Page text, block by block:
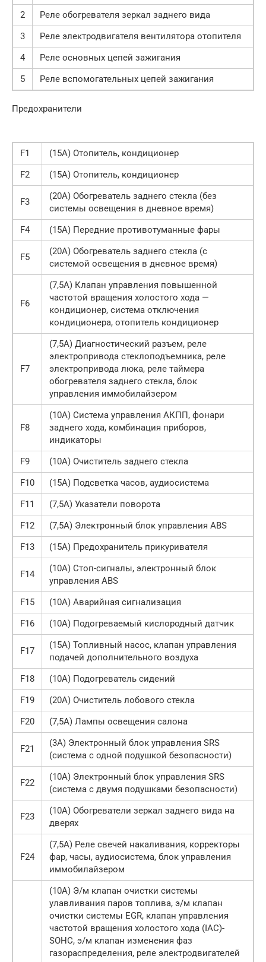
2
Реле обогревателя зеркал заднего вида
3
Реле электродвигателя вентилятора отопителя
4
Реле основных цепей зажигания
5
Реле вспомогательных цепей зажигания
Предохранители
F1
(15A) Отопитель, кондиционер
F2
(15A) Отопитель, кондиционер
F3
(20A) Обогреватель заднего стекла (без
системы освещения в дневное время)
F4
(15A) Передние противотуманные фары
F5
(20A) Обогреватель заднего стекла (с
системой освещения в дневное время)
F6
(7,5А) Клапан управления повышенной
частотой вращения холостого хода —
кондиционер, система отключения
кондиционера, отопитель кондиционер
F7
(7,5А) Диагностический разъем, реле
электропривода стеклоподъемника, реле
электропривода люка, реле таймера
обогревателя заднего стекла, блок
управления иммобилайзером
F8
(10A) Система управления АКПП, фонари
заднего хода, комбинация приборов,
индикаторы
F9
(10A) Очиститель заднего стекла
F10
(15A) Подсветка часов, аудиосистема
F11
(7,5А) Указатели поворота
F12
(7,5A) Электронный блок управления ABS
F13
(15А) Предохранитель прикуривателя
F14
(10A) Стоп-сигналы, электронный блок
управления ABS
F15
(10А) Аварийная сигнализация
F16
(10A) Подогреваемый кислородный датчик
F17
(15А) Топливный насос, клапан управления
подачей дополнительного воздуха
F18
(10А) Подогреватель сидений
F19
(20A) Очиститель лобового стекла
F20
(7,5А) Лампы освещения салона
F21
(3A) Электронный блок управления SRS
(система с одной подушкой безопасности)
F22
(10A) Электронный блок управления SRS
(система с двумя подушками безопасности)
F23
(10A) Обогреватели зеркал заднего вида на
дверях
F24
(7,5A) Реле свечей накаливания, корректоры
фар, часы, аудиосистема, блок управления
иммобилайзером
(10A) Э/м клапан очистки системы
улавливания паров топлива, э/м клапан
очистки системы EGR, клапан управления
частотой вращения холостого хода (IAC)-
SOHC, э/м клапан изменения фаз
газораспределения, реле электродвигателей